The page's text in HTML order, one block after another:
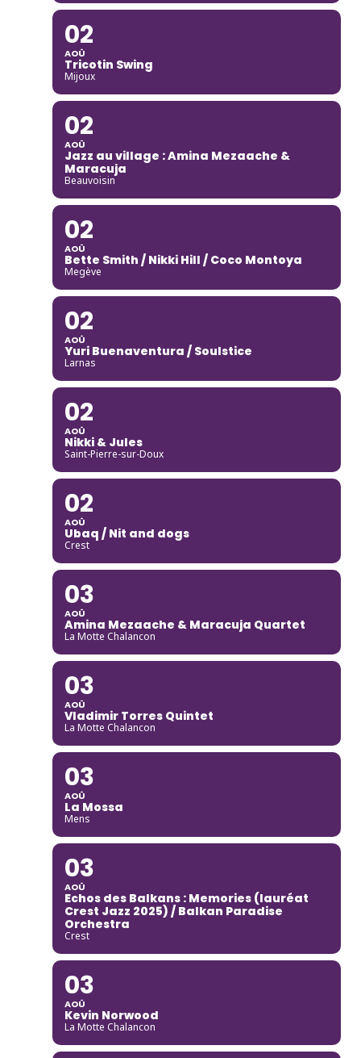
02
AOÛ
Tricotin Swing
Mijoux
02
AOÛ
Jazz au village : Amina Mezaache &
Maracuja
Beauvoisin
02
AOÛ
Bette Smith / Nikki Hill / Coco Montoya
Megève
02
AOÛ
Yuri Buenaventura / Soulstice
Larnas
02
AOÛ
Nikki & Jules
Saint-Pierre-sur-Doux
02
AOÛ
Ubaq / Nit and dogs
Crest
03
AOÛ
Amina Mezaache & Maracuja Quartet
La Motte Chalancon
03
AOÛ
Vladimir Torres Quintet
La Motte Chalancon
03
AOÛ
La Mossa
Mens
03
AOÛ
Echos des Balkans : Memories (lauréat
Crest Jazz 2025) / Balkan Paradise
Orchestra
Crest
03
AOÛ
Kevin Norwood
La Motte Chalancon